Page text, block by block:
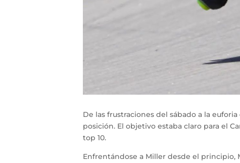
De las frustraciones del sábado a la
posición. El objetivo estaba claro para el
top 10.
Enfrentándose a Miller desde el principio,